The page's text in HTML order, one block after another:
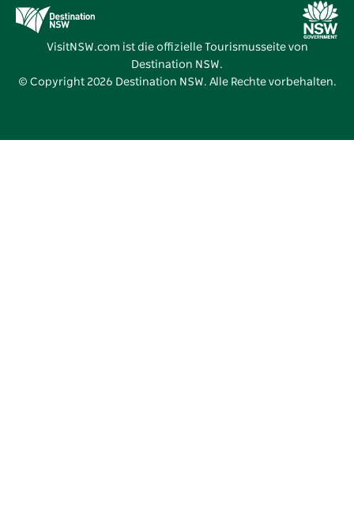
Destination NSW Medienzentrum
Vivid Sydney
VisitNSW.com ist die offizielle Tourismusseite von
Destination NSW.
© Copyright 2026 Destination NSW. Alle Rechte vorbehalten.